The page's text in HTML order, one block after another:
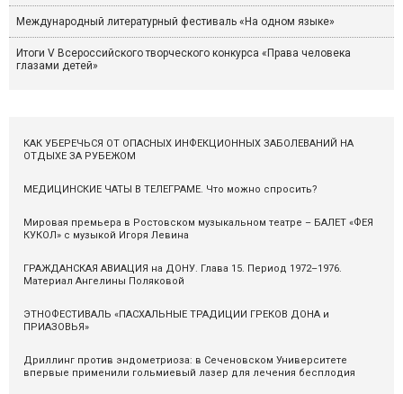
Международный литературный фестиваль «На одном языке»
Итоги V Всероссийского творческого конкурса «Права человека
глазами детей»
КАК УБЕРЕЧЬСЯ ОТ ОПАСНЫХ ИНФЕКЦИОННЫХ ЗАБОЛЕВАНИЙ НА
ОТДЫХЕ ЗА РУБЕЖОМ
МЕДИЦИНСКИЕ ЧАТЫ В ТЕЛЕГРАМЕ. Что можно спросить?
Мировая премьера в Ростовском музыкальном театре – БАЛЕТ «ФЕЯ
КУКОЛ» с музыкой Игоря Левина
ГРАЖДАНСКАЯ АВИАЦИЯ на ДОНУ. Глава 15. Период 1972–1976.
Материал Ангелины Поляковой
ЭТНОФЕСТИВАЛЬ «ПАСХАЛЬНЫЕ ТРАДИЦИИ ГРЕКОВ ДОНА и
ПРИАЗОВЬЯ»
Дриллинг против эндометриоза: в Сеченовском Университете
впервые применили гольмиевый лазер для лечения бесплодия